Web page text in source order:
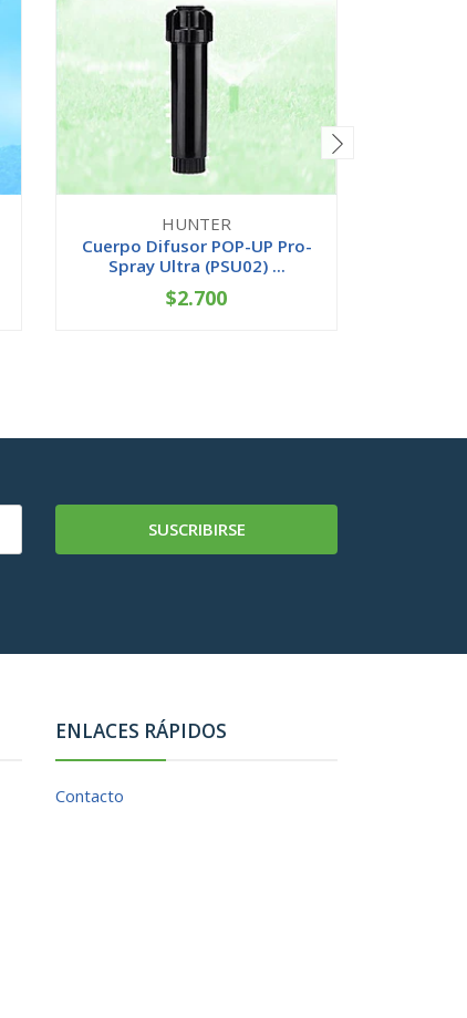
HUNTER
Cuerpo Difusor POP-UP Pro-
Spray Ultra (PSU02) ...
+
$2.700
SUSCRIBIRSE
ENLACES RÁPIDOS
Contacto